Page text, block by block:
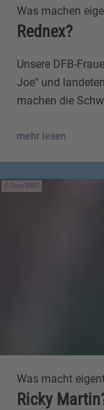
Was machen
Rednex?
Unsere DFB-
Joe" und
machen die
mehr lesen
Sony BMG
Was macht
Ricky